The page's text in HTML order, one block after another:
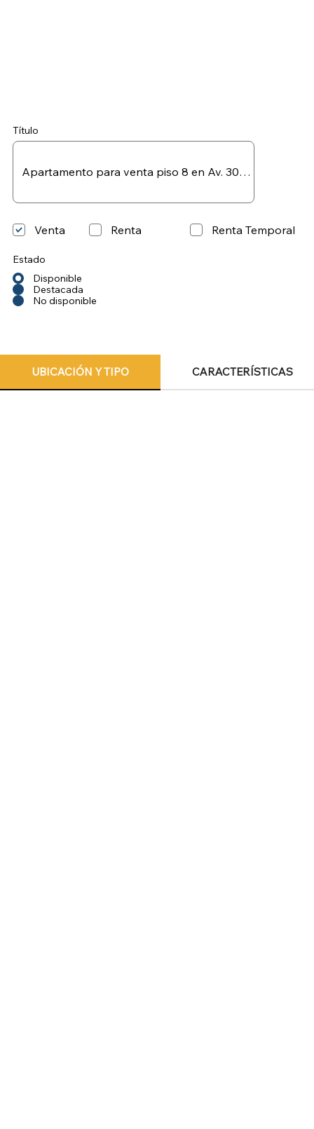
Título
Estado
Disponible
Destacada
No disponible
Renta
Venta Renta Temporal
UBICACIÓN Y TIPO CARACTERÍSTICAS